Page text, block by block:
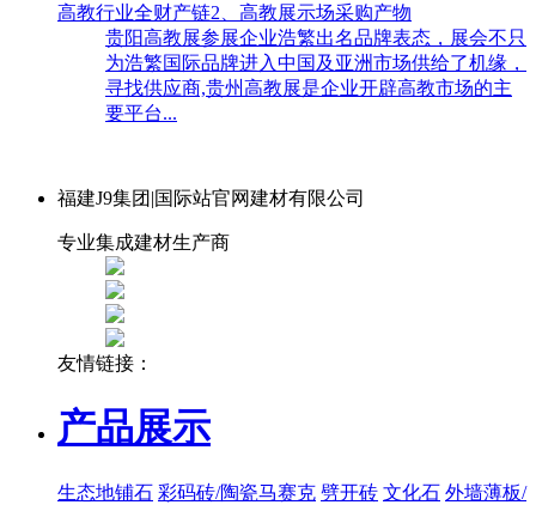
高教行业全财产链2、高教展示场采购产物
贵阳高教展参展企业浩繁出名品牌表态，展会不只
为浩繁国际品牌进入中国及亚洲市场供给了机缘，
寻找供应商,贵州高教展是企业开辟高教市场的主
要平台...
福建J9集团|国际站官网建材有限公司
专业集成建材生产商
友情链接：
产品展示
生态地铺石 彩码砖/陶瓷马赛克 劈开砖 文化石 外墙薄板/